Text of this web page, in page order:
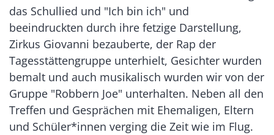
das Schullied und "Ich bin ich" und
beeindruckten durch ihre fetzige Darstellung,
Zirkus Giovanni bezauberte, der Rap der
Tagesstättengruppe unterhielt, Gesichter wurden
bemalt und auch musikalisch wurden wir von der
Gruppe "Robbern Joe" unterhalten. Neben all den
Treffen und Gesprächen mit Ehemaligen, Eltern
und Schüler*innen verging die Zeit wie im Flug.